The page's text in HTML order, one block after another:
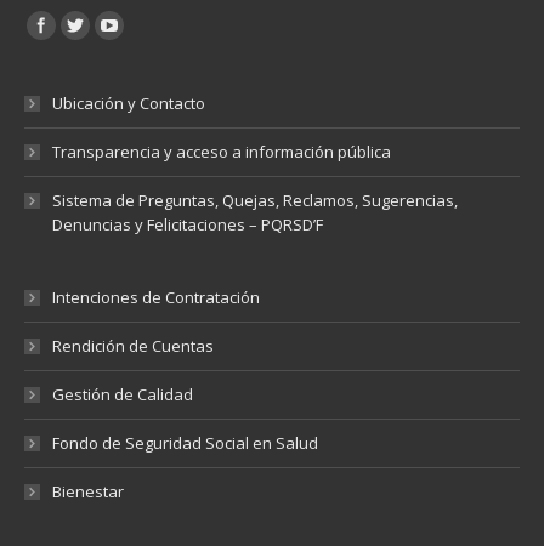
Encuéntranos en:
Ubicación y Contacto
Transparencia y acceso a información pública
Sistema de Preguntas, Quejas, Reclamos, Sugerencias,
Denuncias y Felicitaciones – PQRSD’F
Intenciones de Contratación
Rendición de Cuentas
Gestión de Calidad
Fondo de Seguridad Social en Salud
Bienestar